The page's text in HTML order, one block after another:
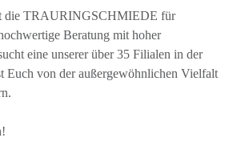
die TRAURINGSCHMIEDE für
Beratung mit hoher
eine unserer über 35 Filialen in der
Euch von der außergewöhnlichen Vielfalt